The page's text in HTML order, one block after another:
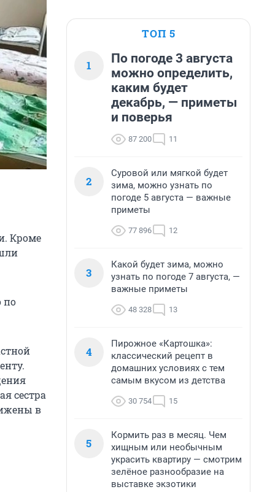
Кроме
по
сестра
в
ТОП 5
1
По погоде 3 августа
можно определить,
каким будет
декабрь, — приметы
и поверья
87 200 11
2
Суровой или мягкой будет
зима, можно узнать по
погоде 5 августа — важные
приметы
77 896 12
3
Какой будет зима, можно
узнать по погоде 7 августа, —
важные приметы
48 328 13
4
Пирожное «Картошка»:
классический рецепт в
домашних условиях с тем
самым вкусом из детства
30 754 15
5
Кормить раз в месяц. Чем
хищным или необычным
украсить квартиру — смотрим
зелёное разнообразие на
выставке экзотики